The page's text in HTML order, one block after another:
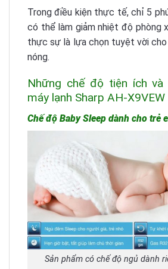
Trong điều kiện thực tế, chỉ 5
có thể làm giảm nhiệt độ phòng
thực sự là lựa chọn tuyệt vời cho
nóng.
Những chế độ tiện ích
máy lạnh Sharp AH-X9VEW
Chế độ Baby Sleep dành cho trẻ
Sản phẩm có chế độ ngủ dành